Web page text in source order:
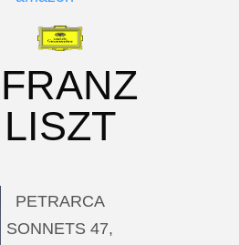
FRANZ
LISZT
PETRARCA
SONNETS 47,